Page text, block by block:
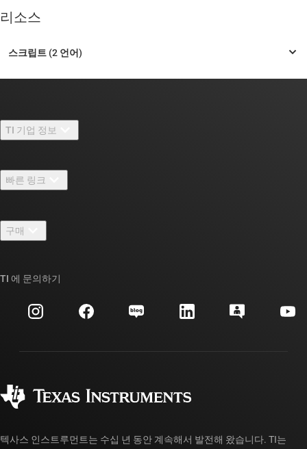
리소스
TI 기업 정보
채용
뉴스룸
이벤트
투자 관계
빠른 링크
TI E2E™ 설계 지원 포럼
대체품 검색
고객 지원 센터
myTI 계정 FAQ
구매
주문 FAQ
TI 에 문의하기
텍사스 인스트루먼트는 수십 년 동안 계속해서 발전해 왔습니다. TI는